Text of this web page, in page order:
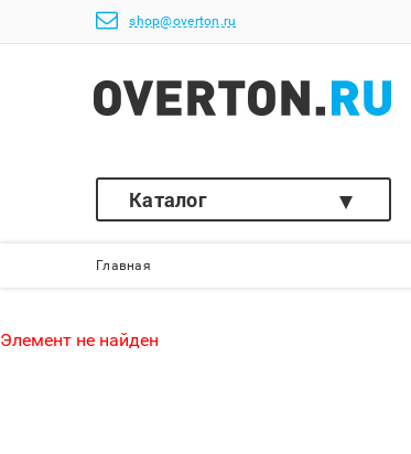
shop@overton.ru
Каталог
Главная
Элемент не найден